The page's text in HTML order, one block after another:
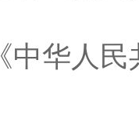
《中华人